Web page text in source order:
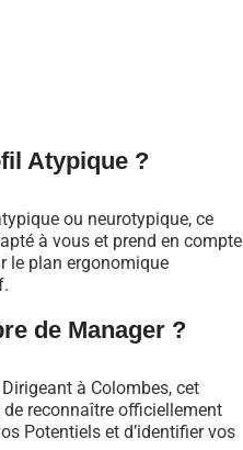
Atypique ?
ou neurotypique, ce
à vous et prend en compte
le plan ergonomique
de Manager ?
à Colombes, cet
reconnaître officiellement
Potentiels et d’identifier vos